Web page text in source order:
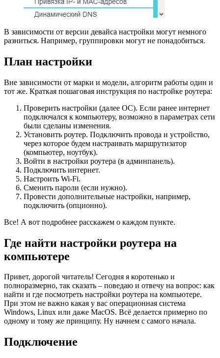
В зависимости от версии девайса настройки могут немного
разниться. Например, группировки могут не понадобиться.
План настройки
Вне зависимости от марки и модели, алгоритм работы один и
тот же. Краткая пошаговая инструкция по настройке роутера:
Проверить настройки (далее ОС). Если ранее интернет
подключался к компьютеру, возможно в параметрах сети
были сделаны изменения.
Установить роутер. Подключить провода и устройство,
через которое будем настраивать маршрутизатор
(компьютер, ноутбук).
Войти в настройки роутера (в админпанель).
Подключить интернет.
Настроить Wi-Fi.
Сменить пароли (если нужно).
Провести дополнительные настройки, например,
подключить (опционно).
Все! А вот подробнее расскажем о каждом пункте.
Где найти настройки роутера на
компьютере
Привет, дорогой читатель! Сегодня я коротенько и
полноразмерно, так сказать – поведаю и отвечу на вопрос: как
найти и где посмотреть настройки роутера на компьютере.
При этом не важно какая у вас операционная система
Windows, Linux или даже MacOS. Всё делается примерно по
одному и тому же принципу. Ну начнем с самого начала.
Подключение